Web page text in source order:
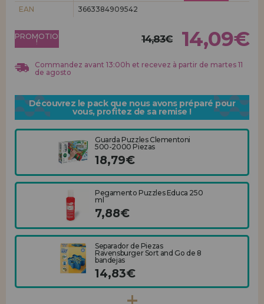
Allez-y! Nous vous attendions.
ENREGISTREMENT DISTRIBUTEUR
EAN
3663384909542
PROMOTION
! 14,83€ 14,09€
Commandez avant 13:00h et recevez à partir de martes 11
de agosto
Découvrez le pack que nous avons préparé pour
vous, profitez de sa remise !
Guarda Puzzles Clementoni
500-2000 Piezas
18,79€
Pegamento Puzzles Educa 250
ml
7,88€
Separador de Piezas
Ravensburger Sort and Go de 8
bandejas
14,83€